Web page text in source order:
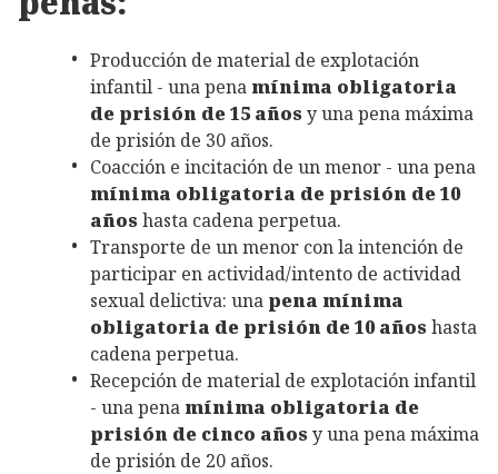
Producción de material de explotación
infantil - una pena mínima obligatoria
de prisión de 15 años y una pena máxima
de prisión de 30 años.
Coacción e incitación de un menor - una pena
mínima obligatoria de prisión de 10
años hasta cadena perpetua.
Transporte de un menor con la intención de
participar en actividad/intento de actividad
sexual delictiva: una pena mínima
obligatoria de prisión de 10 años hasta
cadena perpetua.
Recepción de material de explotación infantil
- una pena mínima obligatoria de
prisión de cinco años y una pena máxima
de prisión de 20 años.